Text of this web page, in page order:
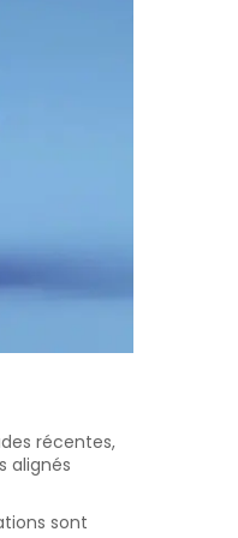
récentes,
alignés
sont